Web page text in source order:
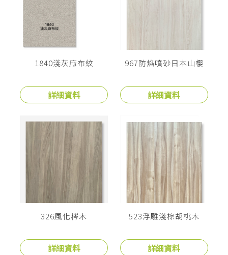
1840淺灰麻布紋
詳細資料
967防焰噴砂日本山櫻
詳細資料
326風化梣木
詳細資料
523浮雕淺棕胡桃木
詳細資料